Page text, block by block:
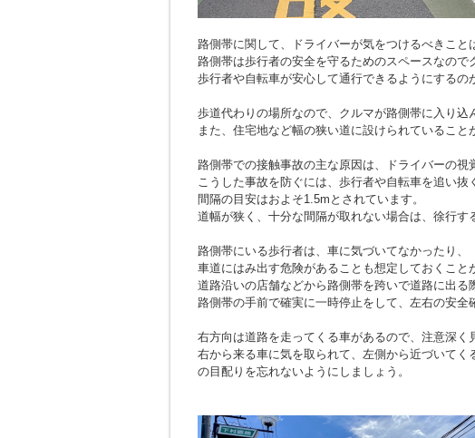
路側帯に関して、ドライバーが気をつけるべきこと
路側帯は歩行者の安全を守るためのスペースなので
歩行者や自転車が安心して通行できるようにするの
歩道代わりの場所なので、クルマが路側帯に入り込
また、住宅地など幅の狭い道に設けられていること
路側帯での接触事故の主な原因は、ドライバーの視
こうした事故を防ぐには、歩行者や自転車を追い抜
間隔の目安はおよそ1.5mとされています。
道幅が狭く、十分な間隔が取れない場合は、徐行す
路側帯にいる歩行者は、車に気づいてなかったり、
車道にはみ出す危険があることも想定しておくこと
道路沿いの店舗などから路側帯を跨いで道路に出る
路側帯の手前で確実に一時停止をして、左右の安全
右方向は道路を走ってくる車があるので、注意深く
右から来る車に気を取られて、左側から近づいて
の目配りを忘れないようにしましょう。